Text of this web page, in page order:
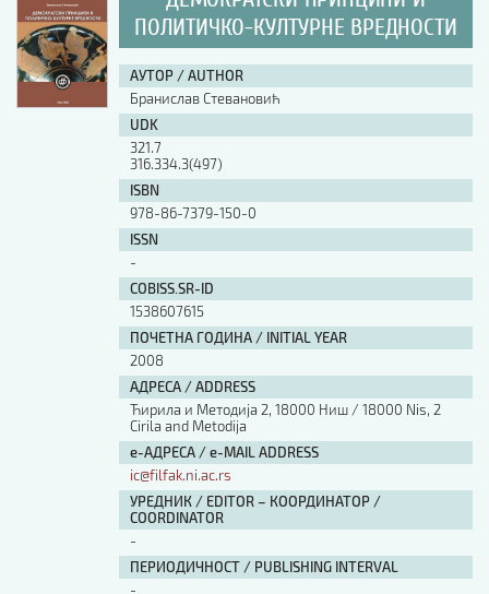
ISBN
ISSN
ПОЛИТИЧКО-КУЛТУРНЕ ВРЕДНОСТИ
АУТОР / AUTHOR
Бранислав Стевановић
UDK
321.7
316.334.3(497)
ISBN
978-86-7379-150-0
ISSN
-
COBISS.SR-ID
1538607615
ПОЧЕТНА ГОДИНА / INITIAL YEAR
2008
АДРЕСА / ADDRESS
Ћирила и Методија 2, 18000 Ниш / 18000 Nis, 2
Cirila and Metodija
е-АДРЕСА / e-MAIL ADDRESS
ic@filfak.ni.ac.rs
УРЕДНИК / EDITOR – КООРДИНАТОР /
COORDINATOR
-
ПЕРИОДИЧНОСТ / PUBLISHING INTERVAL
-